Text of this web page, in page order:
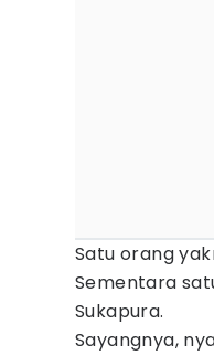
Satu orang
Sementara
Sukapura.
Sayangnya,